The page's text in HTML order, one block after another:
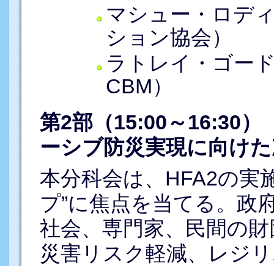
マシュー・ロデ
ション協会）
ラトレイ・ゴー
CBM）
第2部（15:00～16:30
ーシブ防災実現に向け
本分科会は、HFA2の実
プ”に焦点を当てる。政
社会、専門家、民間の
災害リスク軽減、レジ